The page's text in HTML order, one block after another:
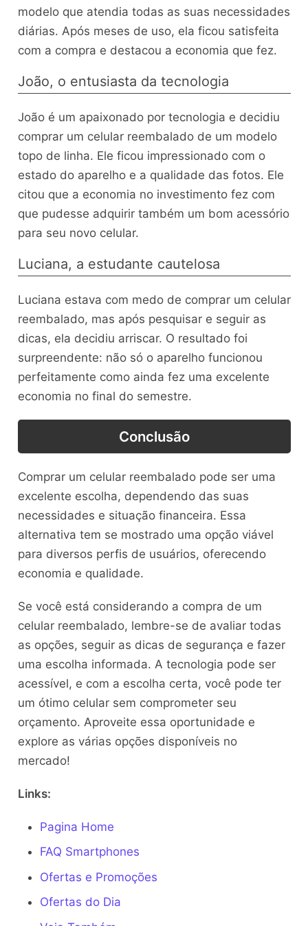
modelo que atendia todas as suas necessidades
diárias. Após meses de uso, ela ficou satisfeita
com a compra e destacou a economia que fez.
João, o entusiasta da tecnologia
João é um apaixonado por tecnologia e decidiu
comprar um celular reembalado de um modelo
topo de linha. Ele ficou impressionado com o
estado do aparelho e a qualidade das fotos. Ele
citou que a economia no investimento fez com
que pudesse adquirir também um bom acessório
para seu novo celular.
Luciana, a estudante cautelosa
Luciana estava com medo de comprar um celular
reembalado, mas após pesquisar e seguir as
dicas, ela decidiu arriscar. O resultado foi
surpreendente: não só o aparelho funcionou
perfeitamente como ainda fez uma excelente
economia no final do semestre.
Conclusão
Comprar um celular reembalado pode ser uma
excelente escolha, dependendo das suas
necessidades e situação financeira. Essa
alternativa tem se mostrado uma opção viável
para diversos perfis de usuários, oferecendo
economia e qualidade.
Se você está considerando a compra de um
celular reembalado, lembre-se de avaliar todas
as opções, seguir as dicas de segurança e fazer
uma escolha informada. A tecnologia pode ser
acessível, e com a escolha certa, você pode ter
um ótimo celular sem comprometer seu
orçamento. Aproveite essa oportunidade e
explore as várias opções disponíveis no
mercado!
Links:
Pagina Home
FAQ Smartphones
Ofertas e Promoções
Ofertas do Dia